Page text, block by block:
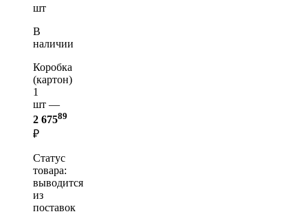
шт
В
наличии
Коробка
(картон)
1
шт —
2 67589
₽
Статус
товара:
выводится
из
поставок